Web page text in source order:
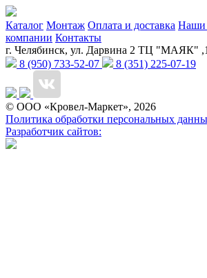
Каталог Монтаж Оплата и доставка Наши
компании Контакты
г. Челябинск, ул. Дарвина 2 ТЦ "МАЯК" ,1
8 (950) 733-52-07
8 (351) 225-07-19
© ООО «Кровел-Маркет», 2026
Политика обработки персональных
Разработчик сайтов: